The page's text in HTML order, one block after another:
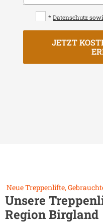
* Datenschutz
JETZT
Neue Treppenlifte,
Unsere
RegionBirgland